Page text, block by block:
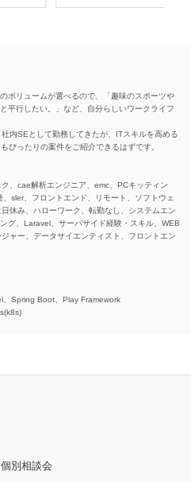
ボリュームが選べるので、「趣味のスポーツや
平行したい。」など、自分らしいワークライフ
内SEとして勤務してきたが、ITスキルを高める
ったりの案件をご紹介できるはずです。
、cae解析エンジニア、emc、PCキッティン
sler、フロントエンド、リモート、ソフトウェ
休み、ハローワーク、転勤なし、システムエン
グ、Laravel、サーバサイド経験・スキル、WEB
ャー、データサイエンティスト、フロントエン
Spring Boot、Play Framework
個別相談会